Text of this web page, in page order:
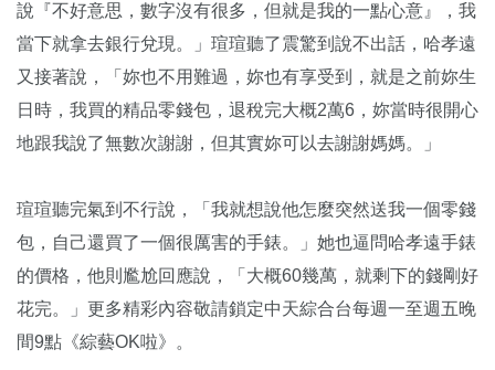
說『不好意思，數字沒有很多，但就是我的一點心意』，我
當下就拿去銀行兌現。」瑄瑄聽了震驚到說不出話，哈孝遠
又接著說，「妳也不用難過，妳也有享受到，就是之前妳生
日時，我買的精品零錢包，退稅完大概2萬6，妳當時很開心
地跟我說了無數次謝謝，但其實妳可以去謝謝媽媽。」
瑄瑄聽完氣到不行說，「我就想說他怎麼突然送我一個零錢
包，自己還買了一個很厲害的手錶。」她也逼問哈孝遠手錶
的價格，他則尷尬回應說，「大概60幾萬，就剩下的錢剛好
花完。」更多精彩內容敬請鎖定中天綜合台每週一至週五晚
間9點《綜藝OK啦》。